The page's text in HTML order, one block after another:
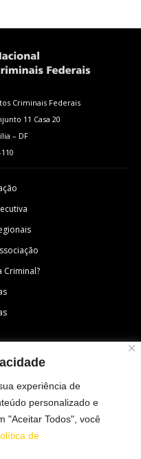
experiência de
personalizado e
"Aceitar Todos", você
de
Criminais Federais
11 Casa 20
– DF
Criminal?